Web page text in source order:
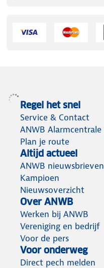
Regel het snel
Service & Contact
ANWB Alarmcentrale
Plan je route
Altijd actueel
ANWB nieuwsbrieven
Kampioen
Nieuwsoverzicht
Over ANWB
Werken bij ANWB
Vereniging en bedrijf
Voor de pers
Voor onderweg
Direct pech melden